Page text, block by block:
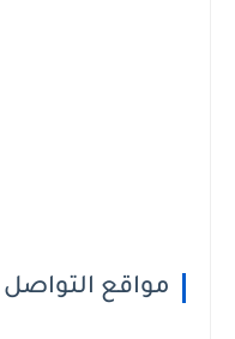
مواقع التواصل